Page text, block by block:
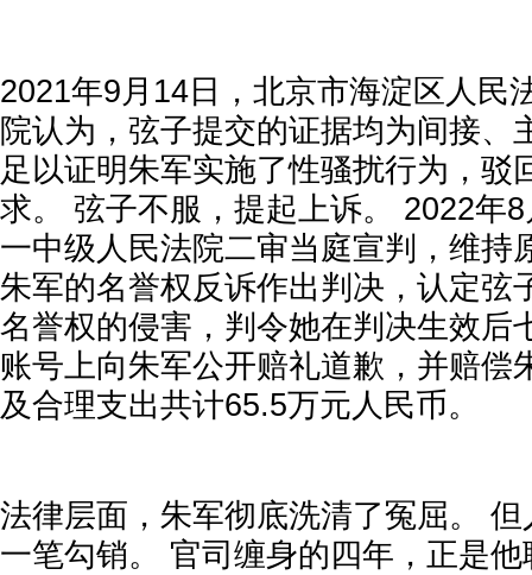
2021年9月14日，北京市海淀区人民
院认为，弦子提交的证据均为间接、
足以证明朱军实施了性骚扰行为，驳
求。 弦子不服，提起上诉。 2022年
一中级人民法院二审当庭宣判，维持
朱军的名誉权反诉作出判决，认定弦
名誉权的侵害，判令她在判决生效后
账号上向朱军公开赔礼道歉，并赔偿
及合理支出共计65.5万元人民币。
法律层面，朱军彻底洗清了冤屈。
一笔勾销。 官司缠身的四年，正是